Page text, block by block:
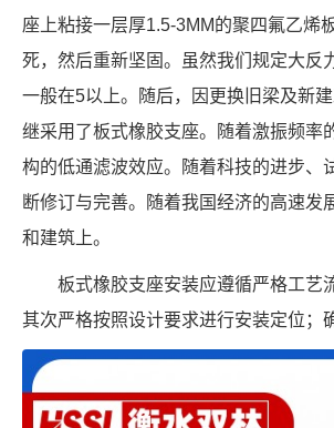
座上粘接一层厚1.5-3MM的聚四氟乙烯
死，然后重新坚固。虽然我们规定大反
一般在5以上。随后，因更换旧梁及新
继采用了板式橡胶支座。随着激振频率
构的低通滤波效应。随着科技的进步、
断修订与完善。随着我国经济的高速
和建筑上。
板式橡胶支座安装应遵循严格工艺
其次严格按照设计要求进行安装定位；